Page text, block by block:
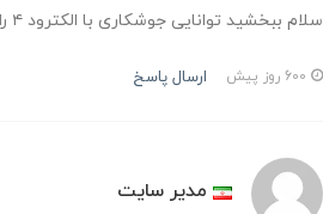
سلام ببخشید توانایی جوشکاری با الکترود ۴ را دارد؟
ارسال پاسخ
مدیر سایت